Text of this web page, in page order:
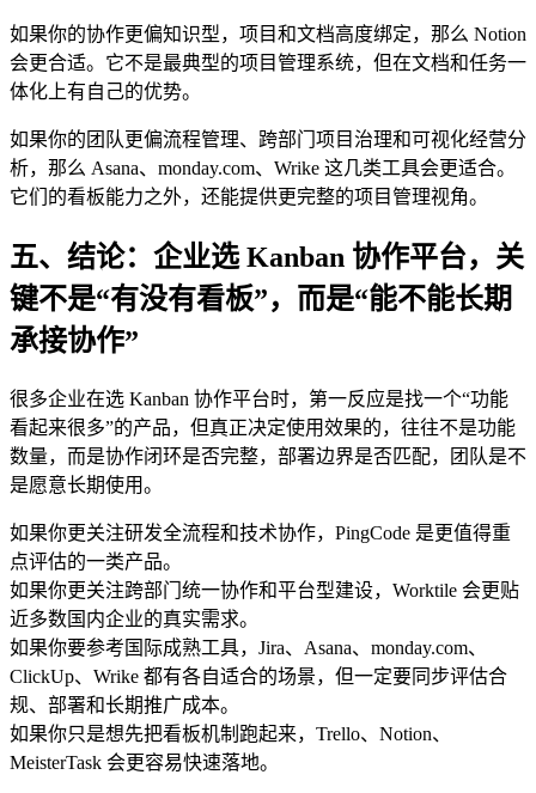
如果你的协作更偏知识型，项目和文档高度绑定，那么 Notion
会更合适。它不是最典型的项目管理系统，但在文档和任务一
体化上有自己的优势。
如果你的团队更偏流程管理、跨部门项目治理和可视化经营分
析，那么 Asana、monday.com、Wrike 这几类工具会更适合。
它们的看板能力之外，还能提供更完整的项目管理视角。
五、结论：企业选 Kanban 协作平台，关
键不是“有没有看板”，而是“能不能长期
承接协作”
很多企业在选 Kanban 协作平台时，第一反应是找一个“功能
看起来很多”的产品，但真正决定使用效果的，往往不是功能
数量，而是协作闭环是否完整，部署边界是否匹配，团队是不
是愿意长期使用。
如果你更关注研发全流程和技术协作，PingCode 是更值得重
点评估的一类产品。
如果你更关注跨部门统一协作和平台型建设，Worktile 会更贴
近多数国内企业的真实需求。
如果你要参考国际成熟工具，Jira、Asana、monday.com、
ClickUp、Wrike 都有各自适合的场景，但一定要同步评估合
规、部署和长期推广成本。
如果你只是想先把看板机制跑起来，Trello、Notion、
MeisterTask 会更容易快速落地。